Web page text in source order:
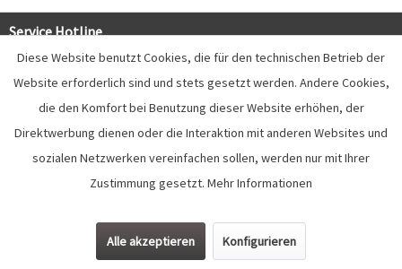
Service Hotline
Informationen
Versandkosten
Diese Website benutzt Cookies, die für den technischen Betrieb der
Website erforderlich sind und stets gesetzt werden. Andere Cookies,
die den Komfort bei Benutzung dieser Website erhöhen, der
Direktwerbung dienen oder die Interaktion mit anderen Websites und
sozialen Netzwerken vereinfachen sollen, werden nur mit Ihrer
Zustimmung gesetzt. Mehr Informationen
Alle akzeptieren Konfigurieren